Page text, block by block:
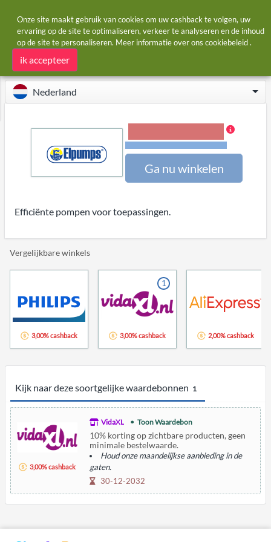
Startpagina Winkels Elpumps
Elpumps cashback
Nederland
Kijk naar deze soortgelijke waardebonnen 1
3,00% cashback
VidaXL Toon Waardebon
10% korting op zichtbare producten, geen
minimale bestelwaarde.
Houd onze maandelijkse aanbieding in de
gaten.
30-12-2032
Ga nu winkelen
Efficiënte pompen voor toepassingen.
Vergelijkbare winkels
3,00% cashback
1
3,00% cashback 2,00% cashback
Onze site maakt gebruik van cookies om uw cashback te volgen, uw
ervaring op de site te optimaliseren, verkeer te analyseren en de inhoud
op de site te personaliseren. Meer informatie over ons cookiebeleid.
ik accepteer